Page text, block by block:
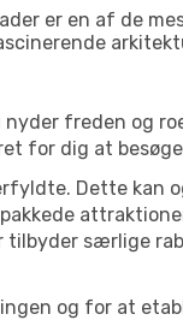
er en af de
freden og
for dig at
Dette kan
tilbyder særlige
og for at